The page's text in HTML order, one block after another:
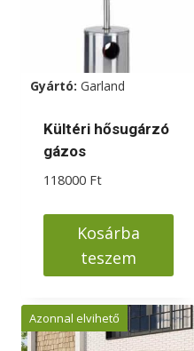
Gyártó: Garland
Kültéri hősugárzó
gázos
118000 Ft
Kosárba
teszem
Azonnal elvihető